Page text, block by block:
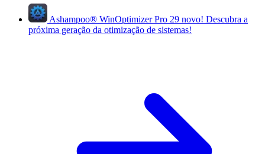
Ashampoo® WinOptimizer Pro 29 novo! Descubra a
próxima geração da otimização de sistemas!